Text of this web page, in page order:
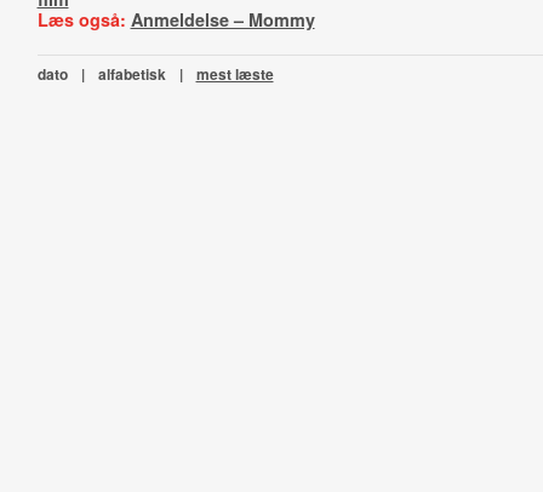
Læs også: Anmeldelse – Mommy
dato | alfabetisk | mest læste